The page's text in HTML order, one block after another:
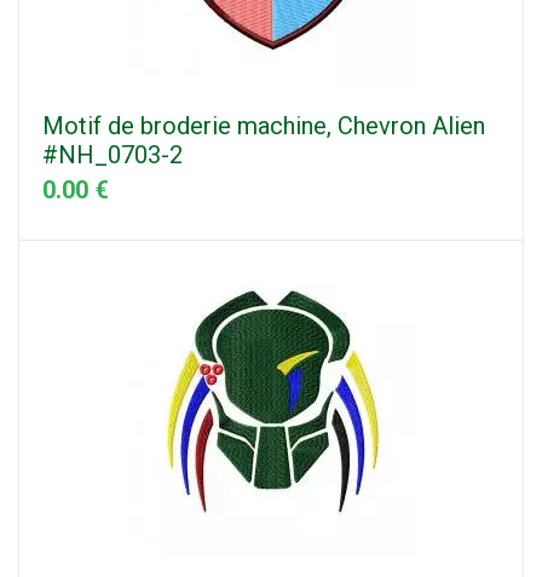
Motif de broderie machine, Chevron Alien
#NH_0703-2
0.00 €